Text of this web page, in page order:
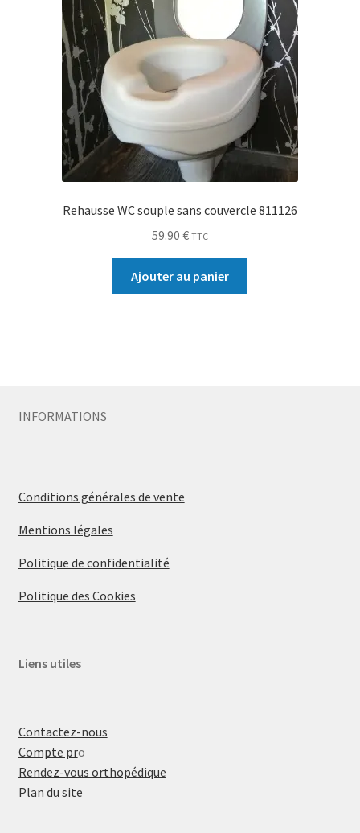
Rehausse WC souple sans couvercle 811126
59.90 € TTC
Ajouter au panier
INFORMATIONS
Conditions générales de vente
Mentions légales
Politique de confidentialité
Politique des Cookies
Liens utiles
Contactez-nous
Compte pro
Rendez-vous orthopédique
Plan du site